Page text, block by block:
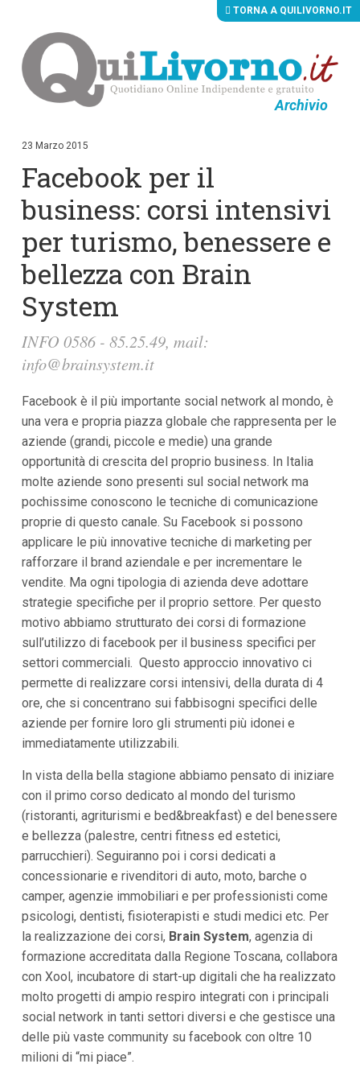
Archivio
i
i
n
t
e
u
p
r
n
c
i
a
i
V
i
a
l
M
e
n
P
r
n
c
p
a
e
V
i
i
f
n
d
o
TORNA A QUILIVORNO.IT
23 Marzo 2015
Facebook per il
business: corsi intensivi
per turismo, benessere e
bellezza con Brain
System
INFO 0586 - 85.25.49, mail:
info@brainsystem.it
Facebook è il più importante social network al mondo, è
una vera e propria piazza globale che rappresenta per le
aziende (grandi, piccole e medie) una grande
opportunità di crescita del proprio business. In Italia
molte aziende sono presenti sul social network ma
pochissime conoscono le tecniche di comunicazione
proprie di questo canale. Su Facebook si possono
applicare le più innovative tecniche di marketing per
rafforzare il brand aziendale e per incrementare le
vendite. Ma ogni tipologia di azienda deve adottare
strategie specifiche per il proprio settore. Per questo
motivo abbiamo strutturato dei corsi di formazione
sull’utilizzo di facebook per il business specifici per
settori commerciali. Questo approccio innovativo ci
permette di realizzare corsi intensivi, della durata di 4
ore, che si concentrano sui fabbisogni specifici delle
aziende per fornire loro gli strumenti più idonei e
immediatamente utilizzabili.
In vista della bella stagione abbiamo pensato di iniziare
con il primo corso dedicato al mondo del turismo
(ristoranti, agriturismi e bed&breakfast) e del benessere
e bellezza (palestre, centri fitness ed estetici,
parrucchieri). Seguiranno poi i corsi dedicati a
concessionarie e rivenditori di auto, moto, barche o
camper, agenzie immobiliari e per professionisti come
psicologi, dentisti, fisioterapisti e studi medici etc. Per
la realizzazione dei corsi, Brain System, agenzia di
formazione accreditata dalla Regione Toscana, collabora
con Xool, incubatore di start-up digitali che ha realizzato
molto progetti di ampio respiro integrati con i principali
social network in tanti settori diversi e che gestisce una
delle più vaste community su facebook con oltre 10
milioni di “mi piace”.